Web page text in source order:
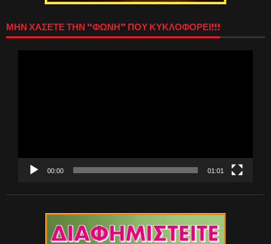
ΜΗΝ ΧΑΣΕΤΕ ΤΗΝ “ΦΩΝΗ” ΠΟΥ ΚΥΚΛΟΦΟΡΕΙ!!!
00:00 01:01